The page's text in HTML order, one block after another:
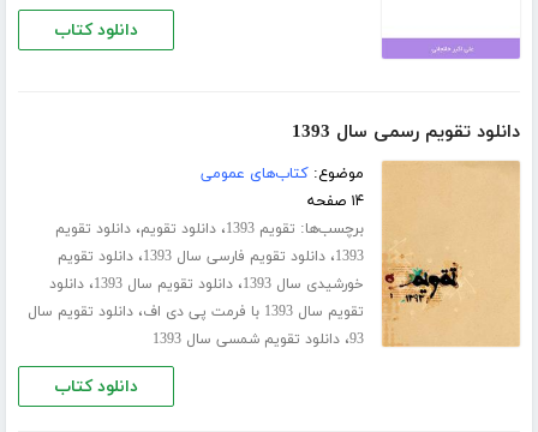
دانلود کتاب
دانلود تقویم رسمی سال 1393
موضوع:کتاب‌های عمومی
۱۴ صفحه
برچسب‌ها: تقویم 1393 ،دانلود تقویم،دانلود تقویم
1393،دانلود تقویم فارسی سال 1393 ،دانلود تقویم
خورشیدی سال 1393
،دانلود تقویم سال 1393 ،دانلود
تقویم سال 1393 با فرمت پی دی اف
،دانلود تقویم سال
93،دانلود تقویم شمسی سال 1393
دانلود کتاب